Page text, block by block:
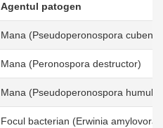
Agentul patogen
Mana (Pseudoperonospora
Mana (Peronospora destructor)
Mana (Pseudoperonospora humuli)
Focul bacterian (Erwinia amylovora)